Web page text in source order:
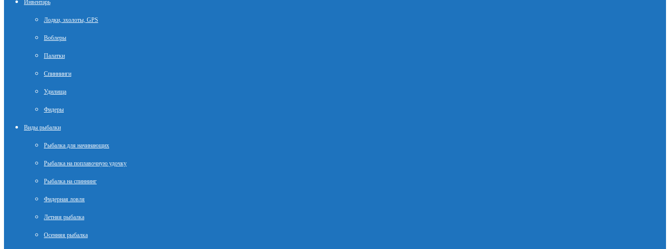
Инвентарь
Лодки, эхолоты, GPS
Воблеры
Палатки
Спиннинги
Удилища
Фидеры
Виды рыбалки
Рыбалка для начинающих
Рыбалка на поплавочную удочку
Рыбалка на спиннинг
Фидерная ловля
Летняя рыбалка
Осенняя рыбалка